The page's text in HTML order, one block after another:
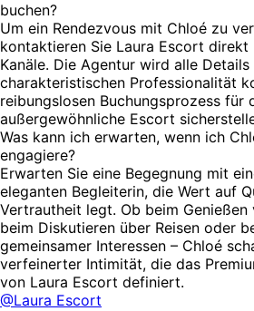
buchen?
Um ein Rendezvous mit Chloé zu
kontaktieren Sie Laura Escort
Kanäle. Die Agentur wird alle
charakteristischen Professionalität
reibungslosen Buchungsprozess für
außergewöhnliche Escort
Was kann ich erwarten, wenn ich
engagiere?
Erwarten Sie eine Begegnung mit
eleganten Begleiterin, die Wert auf
Vertrautheit legt. Ob beim Genießen
beim Diskutieren über Reisen oder
gemeinsamer Interessen – Chloé
verfeinerter Intimität, die das
von Laura Escort definiert.
@Laura Escort